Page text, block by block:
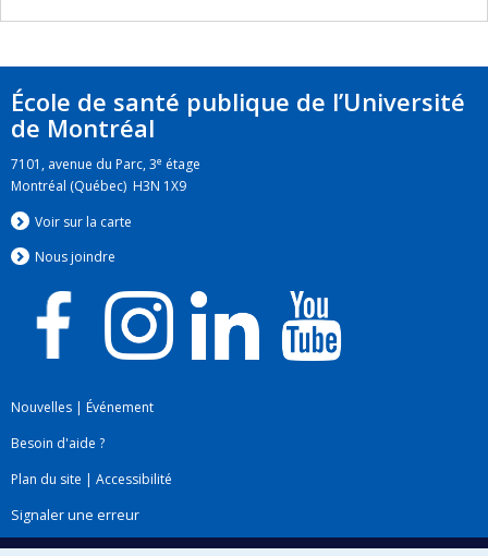
École de santé publique de l’Université
de Montréal
7101, avenue du Parc, 3e étage
Montréal (Québec) H3N 1X9
Voir sur la carte
Nous joindre
Nouvelles | Événement
Besoin d'aide ?
Plan du site | Accessibilité
Signaler une erreur